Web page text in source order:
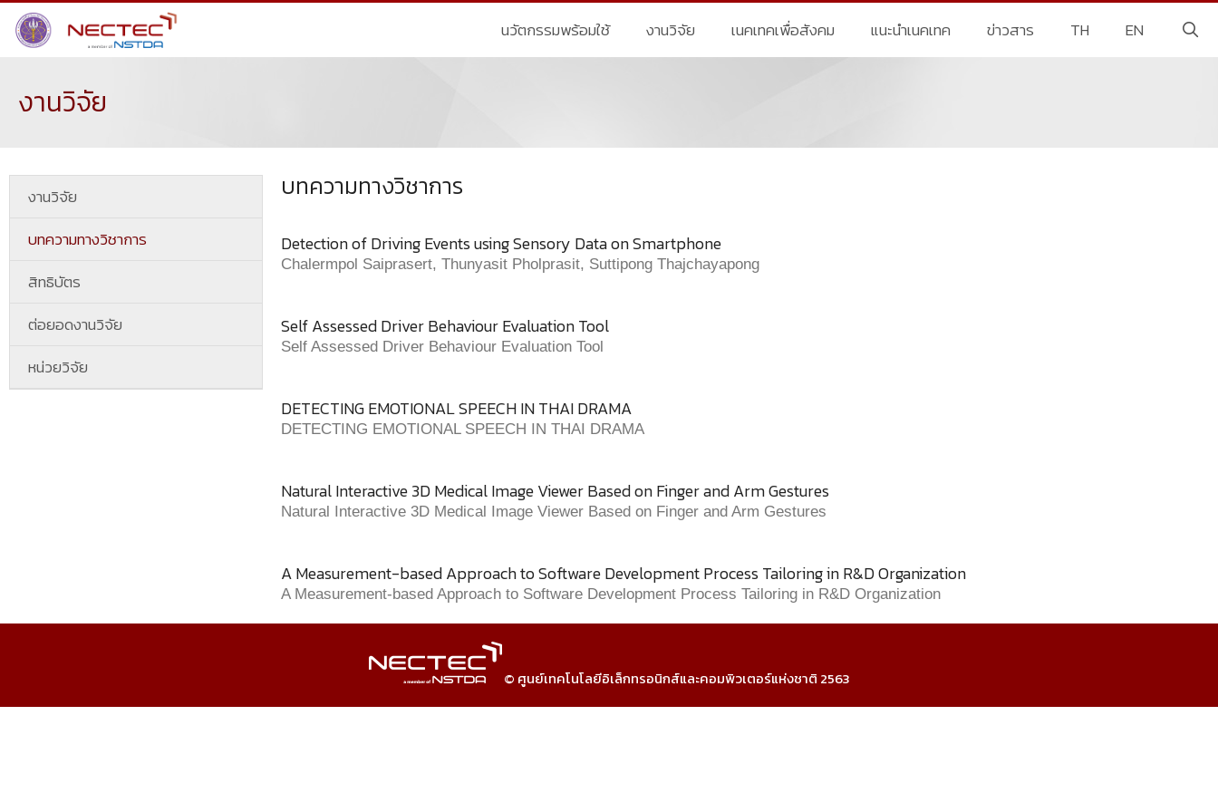
นวัตกรรมพร้อมใช้ งานวิจัย เนคเทคเพื่อสังคม แนะนำเนคเทค ข่าวสาร TH EN
งานวิจัย
งานวิจัย
บทความทางวิชาการ
สิทธิบัตร
ต่อยอดงานวิจัย
หน่วยวิจัย
บทความทางวิชาการ
Detection of Driving Events using Sensory Data on Smartphone
Chalermpol Saiprasert, Thunyasit Pholprasit, Suttipong Thajchayapong
Self Assessed Driver Behaviour Evaluation Tool
Self Assessed Driver Behaviour Evaluation Tool
DETECTING EMOTIONAL SPEECH IN THAI DRAMA
DETECTING EMOTIONAL SPEECH IN THAI DRAMA
Natural Interactive 3D Medical Image Viewer Based on Finger and Arm Gestures
Natural Interactive 3D Medical Image Viewer Based on Finger and Arm Gestures
A Measurement-based Approach to Software Development Process Tailoring in R&D Organization
A Measurement-based Approach to Software Development Process Tailoring in R&D Organization
© ศูนย์เทคโนโลยีอิเล็กทรอนิกส์และคอมพิวเตอร์แห่งชาติ 2563